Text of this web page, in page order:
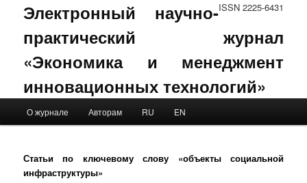
ISSN 2225-6431
Электронный научно-
практический журнал
«Экономика и менеджмент
инновационных технологий»
Skip to primary content
Skip to secondary content
О журнале Авторам RU EN
Статьи по ключевому слову «объекты социальной
инфраструктуры»